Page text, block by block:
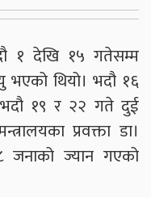
१ देखि १५ गतेसम्म
भएको थियो। भदौ १६
१९ र २२ गते दुई
प्रवक्ता डा।
ज्यान गएको